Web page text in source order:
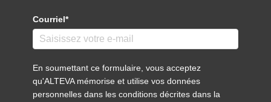
Courriel*
En soumettant ce formulaire, vous acceptez
qu'ALTEVA mémorise et utilise vos données
personnelles dans les conditions décrites dans la